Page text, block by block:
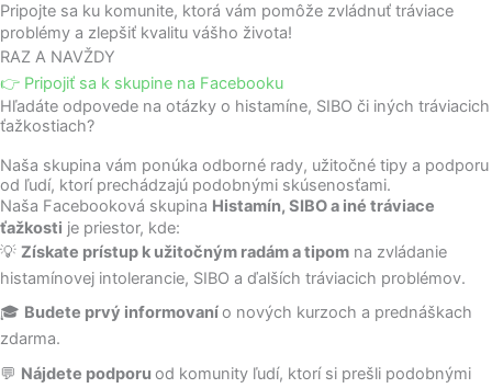
Preskočiť
na
obsah
Pripojte sa ku komunite, ktorá vám pomôže zvládnuť tráviace
problémy a zlepšiť kvalitu vášho života!
RAZ A NAVŽDY
👉 Pripojiť sa k skupine na Facebooku
Hľadáte odpovede na otázky o histamíne, SIBO či iných tráviacich
ťažkostiach?
Naša skupina vám ponúka odborné rady, užitočné tipy a podporu
od ľudí, ktorí prechádzajú podobnými skúsenosťami.
Naša Facebooková skupina Histamín, SIBO a iné tráviace
ťažkosti je priestor, kde:
💡 Získate prístup k užitočným radám a tipom na zvládanie
histamínovej intolerancie, SIBO a ďalších tráviacich problémov.
🎓 Budete prvý informovanío nových kurzoch a prednáškach
zdarma.
💬 Nájdete podporu od komunity ľudí, ktorí si prešli podobnými